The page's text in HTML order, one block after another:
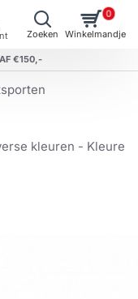
€150,-
0
kleuren - Kleure